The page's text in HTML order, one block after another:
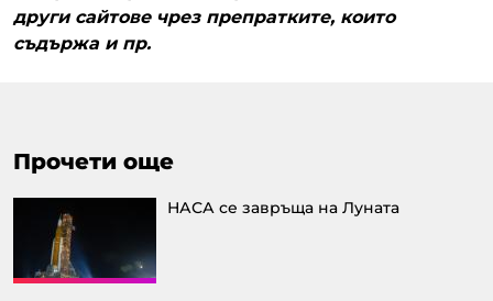
други сайтове чрез препратките, които
съдържа и пр.
Прочети още
НАСА се завръща на Луната